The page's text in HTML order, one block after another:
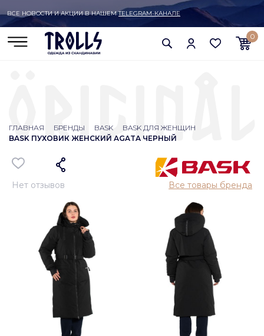
ВСЕ НОВОСТИ И АКЦИИ В НАШЕМTELEGRAM-КАНАЛЕ
0
ГЛАВНАЯ БРЕНДЫ BASK
BASK ДЛЯ ЖЕНЩИН
BASK ПУХОВИК ЖЕНСКИЙ AGATA ЧЕРНЫЙ
Нет отзывов Все товары бренда